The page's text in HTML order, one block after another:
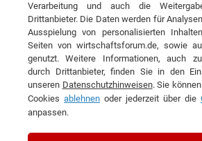
Interviews der
Planen GmbH
Verarbeitung und auch die
Drittanbieter. Die Daten werden für
Ausspielung von personalisierten
Seiten von wirtschaftsforum.de, sowie
genutzt. Weitere Informationen, auch
durch Drittanbieter, finden Sie in den
unseren Datenschutzhinweisen. Sie
Cookies ablehnen oder jederzeit über die
anpassen.